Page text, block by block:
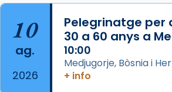
Aquest dilluns, 27 de juliol,
missa d’acció de gràcies en
comitè organitzador de la
del Sant Pare Lleó XIV a
col·laboradors, a la Catedral
10
ag.
2026
Pelegrinatge per
30 a 60 anys a
10:00
Medjugorje, Bòsnia i
+ info